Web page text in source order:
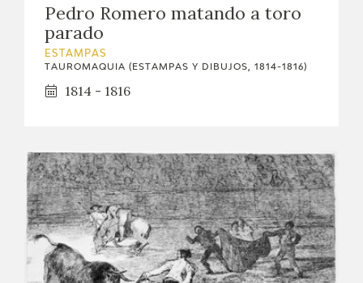
Pedro Romero matando a toro
parado
ESTAMPAS
TAUROMAQUIA (ESTAMPAS Y DIBUJOS, 1814-1816)
1814 - 1816